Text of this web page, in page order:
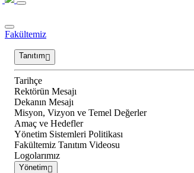
Fakültemiz
Tanıtım
Tarihçe
Rektörün Mesajı
Dekanın Mesajı
Misyon, Vizyon ve Temel Değerler
Amaç ve Hedefler
Yönetim Sistemleri Politikası
Fakültemiz Tanıtım Videosu
Logolarımız
Yönetim